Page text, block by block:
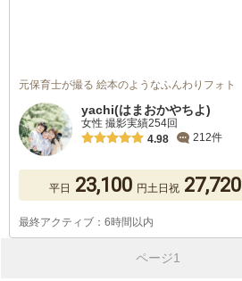
元保育士が撮る 絵本のようなふんわりフォト
yachi(はまおかやちよ)
女性 撮影実績254回
4.98
212件
平日 23,100 円土日祝 27,720
最終アクティブ：6時間以内
ページ1